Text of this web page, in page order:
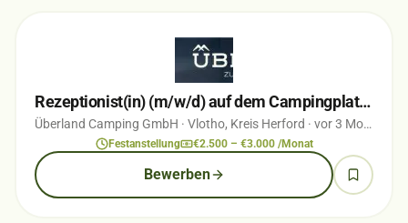
Rezeptionist(in) (m/w/d) auf dem Campingplatz ÜBERLAND Vlotho
Überland Camping GmbH · Vlotho, Kreis Herford · vor 3 Monaten
Festanstellung €2.500 – €3.000 /Monat
Bewerben